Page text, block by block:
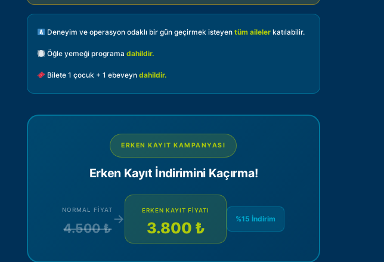
Deneyim ve operasyon odaklı bir gün geçirmek isteyen tüm ailelerkatılabilir.
Öğle yemeği programa dahildir.
Bilete 1 çocuk + 1 ebeveyn dahildir.
ERKEN KAYIT KAMPANYASI
Erken Kayıt İndirimini Kaçırma!
NORMAL FIYAT
4.500 ₺
→
ERKEN KAYIT FIYATI
3.800 ₺
%15 İndirim